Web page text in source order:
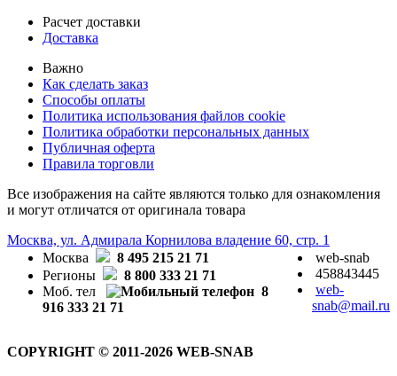
Расчет доставки
Доставка
Важно
Как сделать заказ
Способы оплаты
Политика использования файлов cookie
Политика обработки персональных данных
Публичная оферта
Правила торговли
Все изображения на сайте являются только для ознакомления
и могут отличатся от оригинала товара
Москва, ул. Адмирала Корнилова владение 60, стр. 1
Москва
8 495 215 21 71
Регионы
8 800 333 21 71
Моб. тел
8
916 333 21 71
web-snab
458843445
web-
snab@mail.ru
COPYRIGHT © 2011-2026 WEB-SNAB